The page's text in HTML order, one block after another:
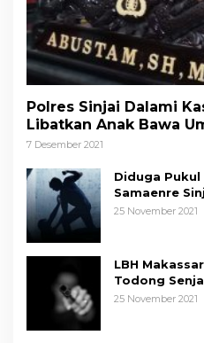
Polres Sinjai Dalami
Libatkan Anak Bawa
7 Desember 2021
Diduga Pukul
Samaenre
25 November 2021
LBH
Todong
Kapolda
25 November 2021